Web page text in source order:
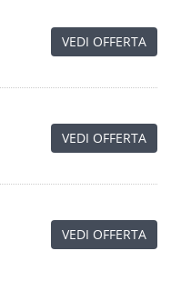
VEDI OFFERTA
VEDI OFFERTA
VEDI OFFERTA